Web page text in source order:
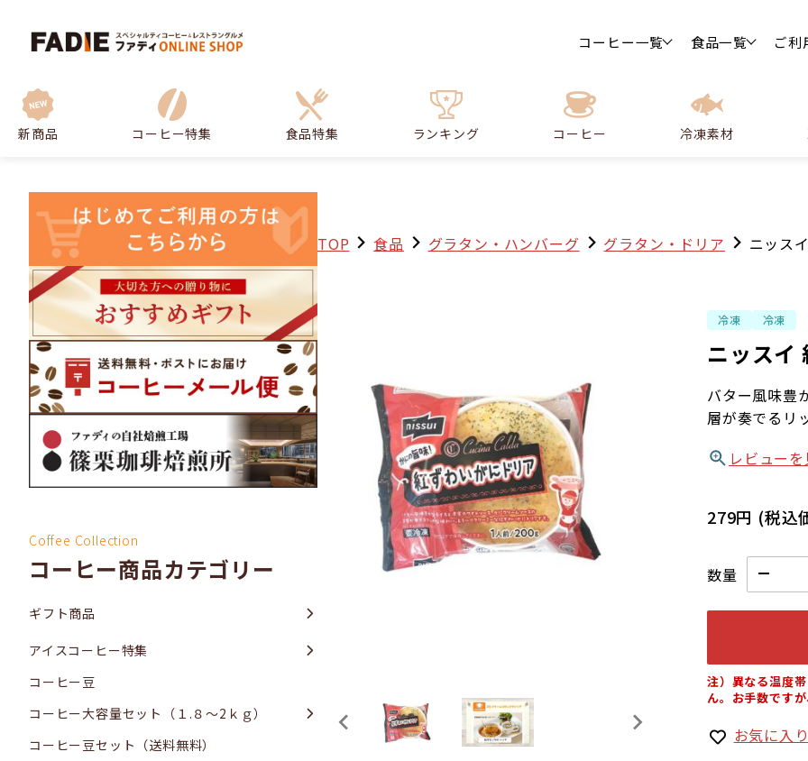
コーヒー一覧 食品一覧 ご利
新商品 コーヒー特集 食品特集 ランキング コーヒー 冷凍素材
Coffee Collection
コーヒー商品カテゴリー
ギフト商品
アイスコーヒー特集
コーヒー豆
コーヒー大容量セット（１.８～2ｋｇ）
コーヒー豆セット（送料無料）
TOP 食品 グラタン・ハンバーグ グラタン・ドリア ニッス
ニッスイ
バター風味豊
層が奏でるリ
レビューを
279円 (税込
数量
注）異なる温度
ん。お手数です
お気に入
冷凍 冷凍